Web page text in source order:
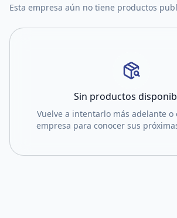
Esta empresa aún no tiene productos
Sin productos
Vuelve a intentarlo más adelante o
empresa para conocer sus